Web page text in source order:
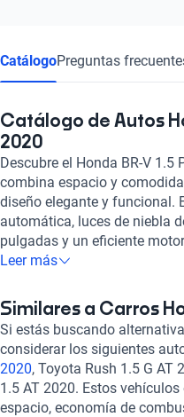
CatálogoPreguntas
Catálogo de Autos
2020
Descubre el Honda BR-V 1.5
combina espacio y
diseño elegante y funcional.
automática, luces de niebla
pulgadas y un eficiente
brinda un consumo
pantalla táctil, Bluetooth y
seguridad. Con una
y seguridad, el Honda BR-V
ideal para quienes buscan
¡Haz tuya esta experiencia
Kavak!
Leer más
Similares a Carros
Si estás buscando
considerar los siguientes
2020, Toyota Rush 1.5 G AT
1.5 AT 2020. Estos
espacio, economía de